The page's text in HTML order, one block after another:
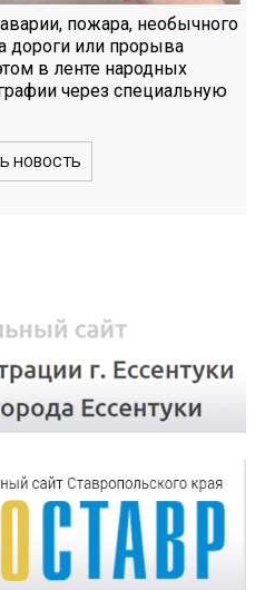
пожара, необычного
дороги или прорыва
в ленте народных
через специальную
НОВОСТЬ